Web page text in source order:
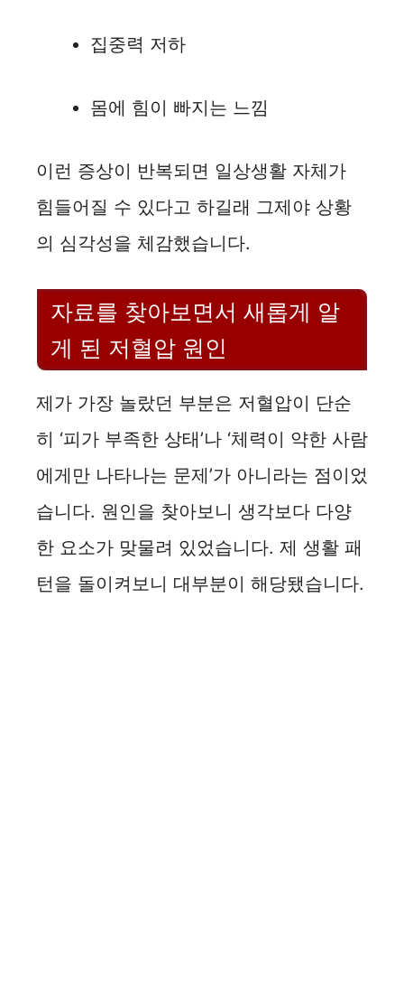
집중력 저하
몸에 힘이 빠지는 느낌
이런 증상이 반복되면 일상생활 자체가
힘들어질 수 있다고 하길래 그제야 상황
의 심각성을 체감했습니다.
자료를 찾아보면서 새롭게 알
게 된 저혈압 원인
제가 가장 놀랐던 부분은 저혈압이 단순
히 ‘피가 부족한 상태’나 ‘체력이 약한 사람
에게만 나타나는 문제’가 아니라는 점이었
습니다. 원인을 찾아보니 생각보다 다양
한 요소가 맞물려 있었습니다. 제 생활 패
턴을 돌이켜보니 대부분이 해당됐습니다.